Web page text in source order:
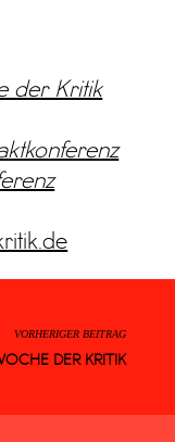
der Kritik
VORHERIGER BEITRAG
DER KRITIK